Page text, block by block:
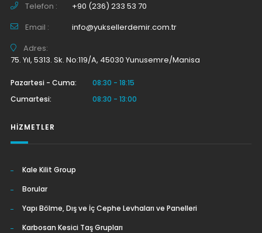
Telefon :
+90 (236) 233 53 70
Email :
info@yuksellerdemir.com.tr
Adres:
75. Yıl, 5313. Sk. No:119/A, 45030 Yunusemre/Manisa
Pazartesi - Cuma:
08:30 - 18:15
Cumartesi:
08:30 - 13:00
HIZMETLER
Kale Kilit Group
Borular
Yapı Bölme, Dış ve İç Cephe Levhaları ve Panelleri
Karbosan Kesici Taş Grupları